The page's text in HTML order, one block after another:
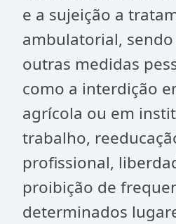
e a sujeição a
ambulatorial,
outras medidas
como a interdição
agrícola ou em
trabalho,
profissional,
proibição de
determinados